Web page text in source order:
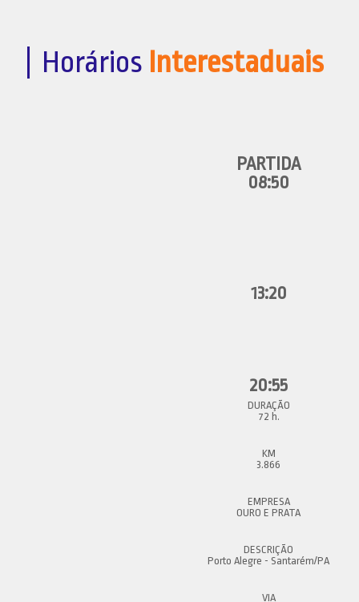
Horários Interestaduais
08:50
13:20
20:55
72 h.
3.866
OURO E PRATA
Porto Alegre - Santarém/PA